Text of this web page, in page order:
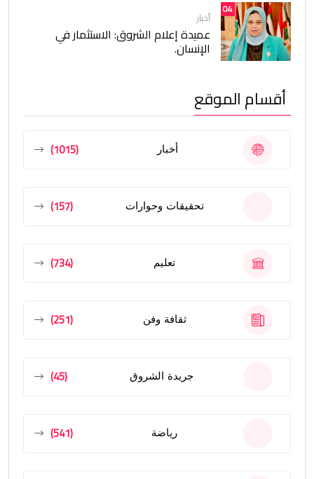
04
أخبار
عميدة إعلام الشروق: الاستثمار في
الإنسان.
أقسام الموقع
أخبار (1015)
تحقيقات وحوارات (157)
تعليم (734)
ثقافة وفن (251)
جريدة الشروق (45)
رياضة (541)